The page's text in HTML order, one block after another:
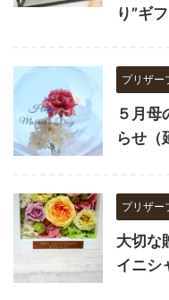
り”ギ
プリザー
５月母
らせ（
プリザー
大切な
イニシ